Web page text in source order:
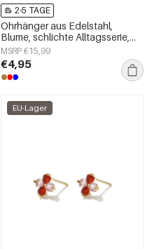
2-5 TAGE
Ohrhänger aus Edelstahl,
Blume, schlichte Alltagsserie,
Damenschmuck
MSRP €15,99
€4,95
EU-Lager